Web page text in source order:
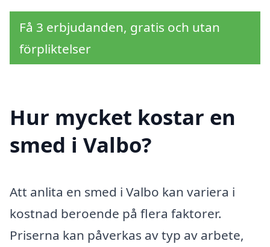
Få 3 erbjudanden, gratis och utan
förpliktelser
Hur mycket kostar en
smed i Valbo?
Att anlita en smed i Valbo kan variera i
kostnad beroende på flera faktorer.
Priserna kan påverkas av typ av arbete,